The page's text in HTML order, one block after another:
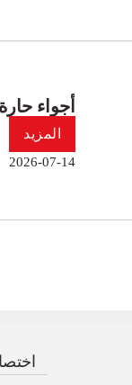
أجواء
المزيد
2026-07-14